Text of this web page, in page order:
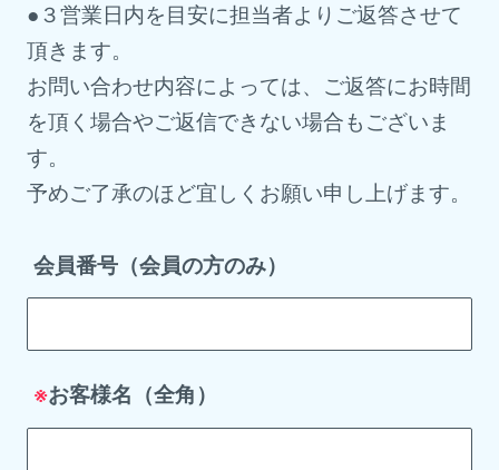
●３営業日内を目安に担当者よりご返答させて
頂きます。
お問い合わせ内容によっては、ご返答にお時間
を頂く場合やご返信できない場合もございま
す。
予めご了承のほど宜しくお願い申し上げます。
会員番号（会員の方のみ）
※お客様名（全角）